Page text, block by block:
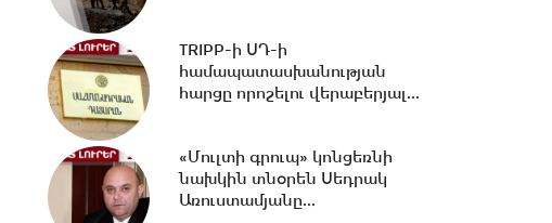
17:59 -Մենք իրավունք չունենք
քաղաքացուն.Երեմյան
Ընդդիմությունը չի
TRIPP-ի ՍԴ-ի
համապատասխանության
հարցը որոշելու վերաբերյալ...
«Մուլտի գրուպ» կոնցեռնի
նախկին տնօրեն Սեդրակ
Առուստամյանը...